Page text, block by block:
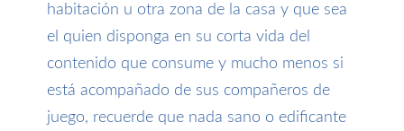
habitación u otra zona de la casa y que sea
el quien disponga en su corta vida del
contenido que consume y mucho menos si
está acompañado de sus compañeros de
juego, recuerde que nada sano o edificante